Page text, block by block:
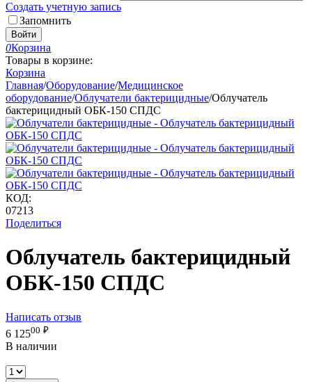
Создать учетную запись
Запомнить
Войти
0Корзина
Товары в корзине:
Корзина
Главная/Оборудование/Медицинское
оборудование/Облучатели бактерицидные/Облучатель
бактерицидный ОБК-150 СПДС
КОД:
07213
Поделиться
Облучатель бактерицидный
ОБК-150 СПДС
Написать отзыв
6 12500 ₽
В наличии